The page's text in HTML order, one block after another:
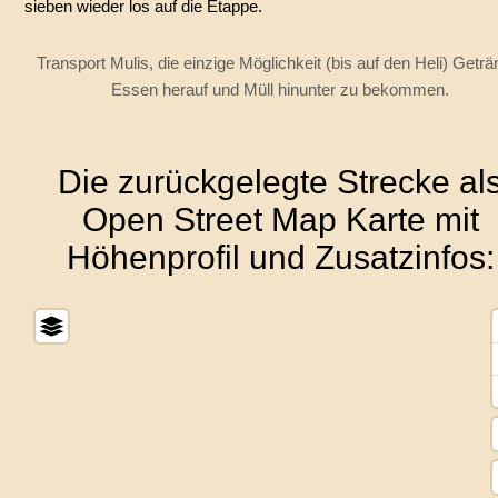
sieben wieder los auf die Etappe.
Transport Mulis, die einzige Möglichkeit (bis auf den Heli)
Essen herauf und Müll hinunter zu bekommen.
Die zurückgelegte Strecke
Open Street Map Karte mit
Höhenprofil und Zusatzinfos: